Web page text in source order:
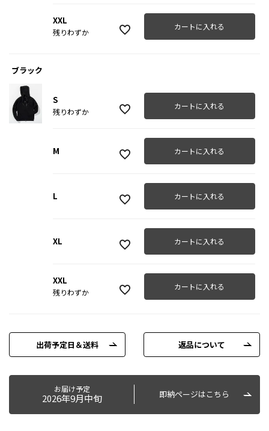
XXL
残りわずか
カートに入れる
ブラック
S
残りわずか
カートに入れる
M カートに入れる
L カートに入れる
XL カートに入れる
XXL
残りわずか
カートに入れる
出荷予定日＆送料 返品について
お届け予定
2026年9月中旬 即納ページはこちら